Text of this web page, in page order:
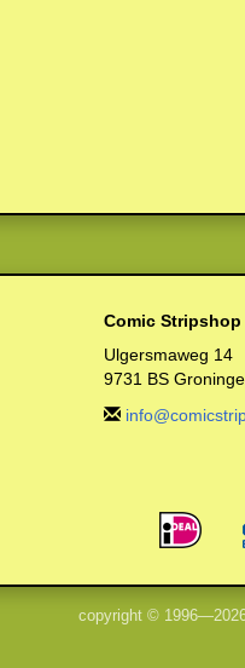
Comic Stripshop
Ulgersmaweg 14
9731 BS
copyright ©